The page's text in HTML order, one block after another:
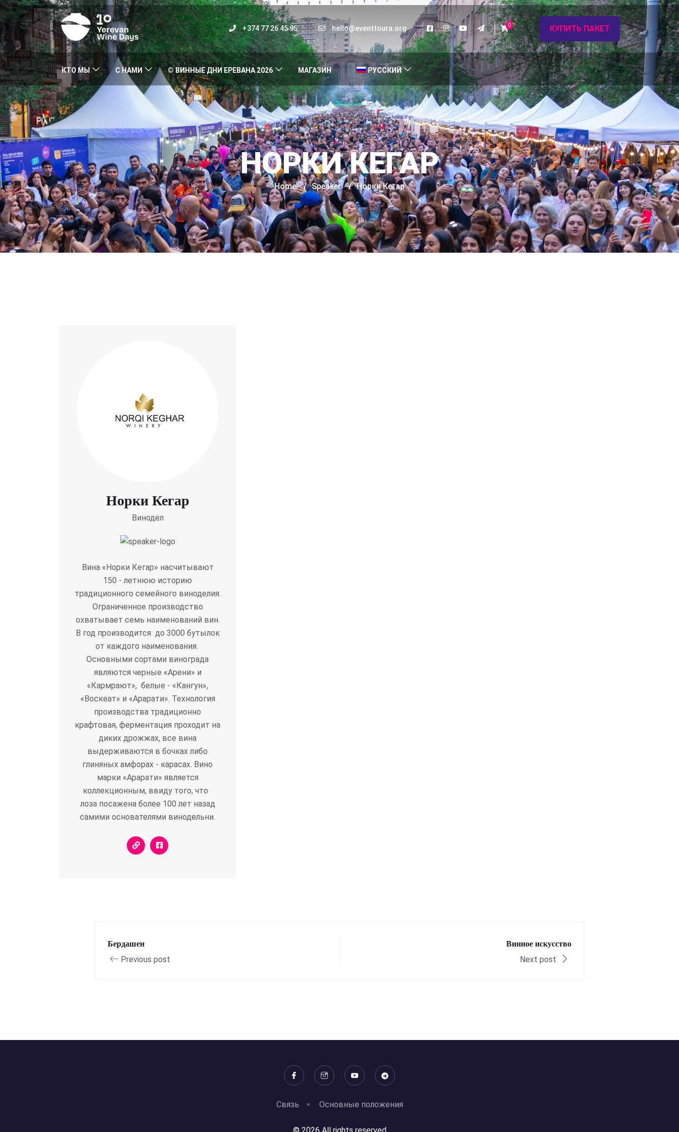
+374 77 26 45 95 hello@eventtoura.org 0 КУПИТЬ ПАКЕТ
КТО МЫ С НАМИ © ВИННЫЕ ДНИ ЕРЕВАНА 2026 МАГАЗИН РУССКИЙ
НОРКИ КЕГАР
Home / Speaker / Норки Кегар
Норки Кегар
Винодел
Вина «Норки Кегар» насчитывают
150 - летнюю историю
традиционного семейного виноделия.
Ограниченное производство
охватывает семь наименований вин.
В год производится до 3000 бутылок
от каждого наименования.
Основными сортами винограда
являются черные «Арени» и
«Кармрают», белые - «Кангун»,
«Воскеат» и «Арарати». Технология
производства традиционно
крафтовая, ферментация проходит на
диких дрожжах, все вина
выдерживаются в бочках либо
глиняных амфорах - карасах. Вино
марки «Арарати» является
коллекционным, ввиду того, что
лоза посажена более 100 лет назад
самими основателями винодельни.
Бердашен
Previous post
Винное искусство
Next post
Связь Основные положения